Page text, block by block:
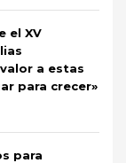
el XV
a estas
para crecer»
para